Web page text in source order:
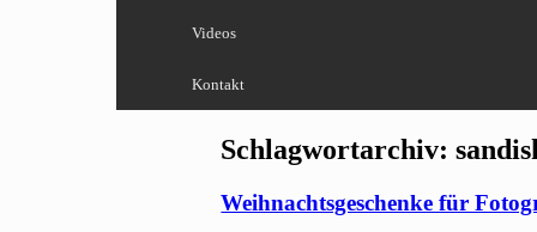
Videos
Kontakt
Schlagwortarchiv:
Weihnachtsgeschenke für